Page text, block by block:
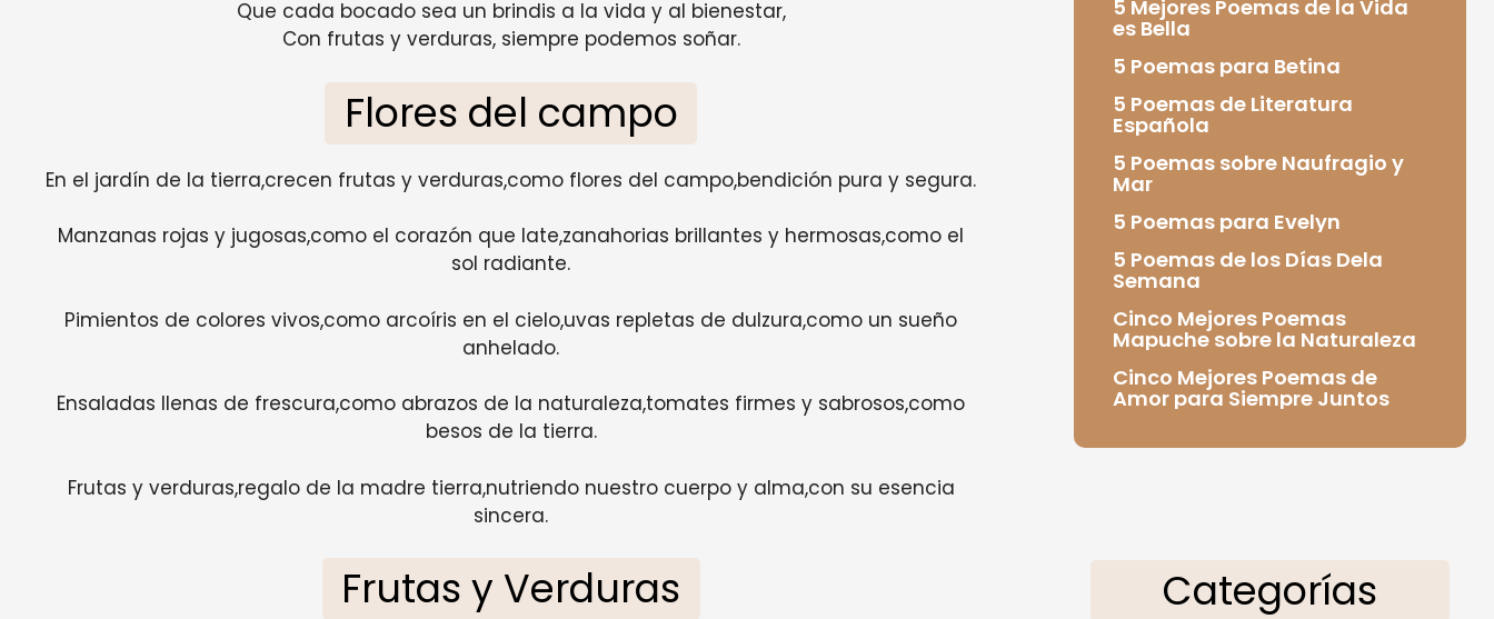
Que cada bocado sea un brindis a la vida y al bienestar,
Con frutas y verduras, siempre podemos soñar.
Flores del campo
En el jardín de la tierra,crecen frutas y verduras,como flores del campo,bendición pura y segura.
Manzanas rojas y jugosas,como el corazón que late,zanahorias brillantes y hermosas,como el
sol radiante.
Pimientos de colores vivos,como arcoíris en el cielo,uvas repletas de dulzura,como un sueño
anhelado.
Ensaladas llenas de frescura,como abrazos de la naturaleza,tomates firmes y sabrosos,como
besos de la tierra.
Frutas y verduras,regalo de la madre tierra,nutriendo nuestro cuerpo y alma,con su esencia
sincera.
Frutas y Verduras
5 Mejores Poemas de la Vida
es Bella
5 Poemas para Betina
5 Poemas de Literatura
Española
5 Poemas sobre Naufragio y
Mar
5 Poemas para Evelyn
5 Poemas de los Días Dela
Semana
Cinco Mejores Poemas
Mapuche sobre la Naturaleza
Cinco Mejores Poemas de
Amor para Siempre Juntos
Categorías